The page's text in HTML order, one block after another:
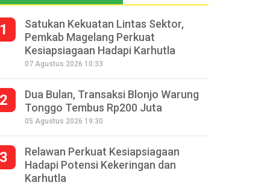
1
Satukan Kekuatan Lintas Sektor,
Pemkab Magelang Perkuat
Kesiapsiagaan Hadapi Karhutla
07 Agustus 2026 10:33
2
Dua Bulan, Transaksi Blonjo Warung
Tonggo Tembus Rp200 Juta
05 Agustus 2026 19:30
3
Relawan Perkuat Kesiapsiagaan
Hadapi Potensi Kekeringan dan
Karhutla